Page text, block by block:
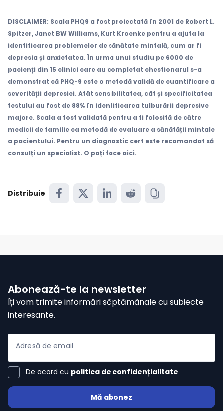
te
DISCLAIMER: Scala PHQ9 a fost proiectată în 2001 de Robert L.
Spitzer, Janet BW Williams, Kurt Kroenke pentru a ajuta la
identificarea problemelor de sănătate mintală, cum ar fi
depresia și anxietatea. În urma unui studiu pe 6000 de
pacienți din 15 clinici care au completat chestionarul s-a
demonstrat că PHQ-9 este o metodă validă de cuantificare a
severității depresiei. Atât sensibilitatea, cât și specificitatea
testului au fost de 88% în identificarea tulburării depresive
majore. Scala a fost validată pentru a fi folosită de către
medicii de familie ca metodă de evaluare a sănătății mintale
a pacientului. Pentru un diagnostic cert este recomandat să
consulți un specialist. O poți face aici.
Distribuie
Abonează-te la newsletter
Îți vom trimite informări săptămânale cu subiecte
interesante.
Adresă de email
De acord cu politica de confidențialitate
Mă abonez